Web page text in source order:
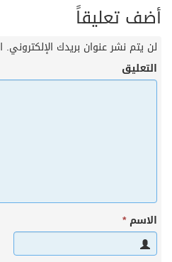
أضف تعليقاً
لن يتم نشر عنوان بريدك الإلكتروني.
التعليق
الاسم*